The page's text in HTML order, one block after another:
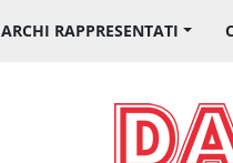
MARCHI RAPPRESENTATI